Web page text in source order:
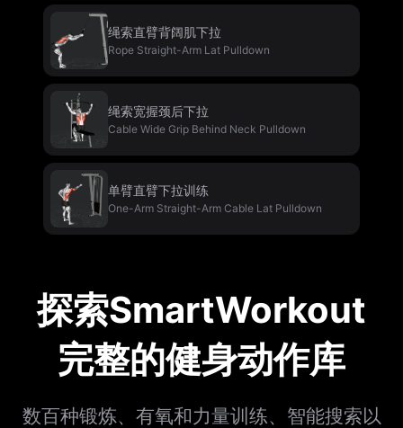
绳索直臂背阔肌下拉
Rope Straight-Arm Lat Pulldown
绳索宽握颈后下拉
Cable Wide Grip Behind Neck Pulldown
单臂直臂下拉训练
One-Arm Straight-Arm Cable Lat Pulldown
探索SmartWorkout
完整的健身动作库
数百种锻炼、有氧和力量训练、智能搜索以